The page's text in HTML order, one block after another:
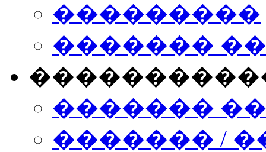
���������
�������
�������
������� /